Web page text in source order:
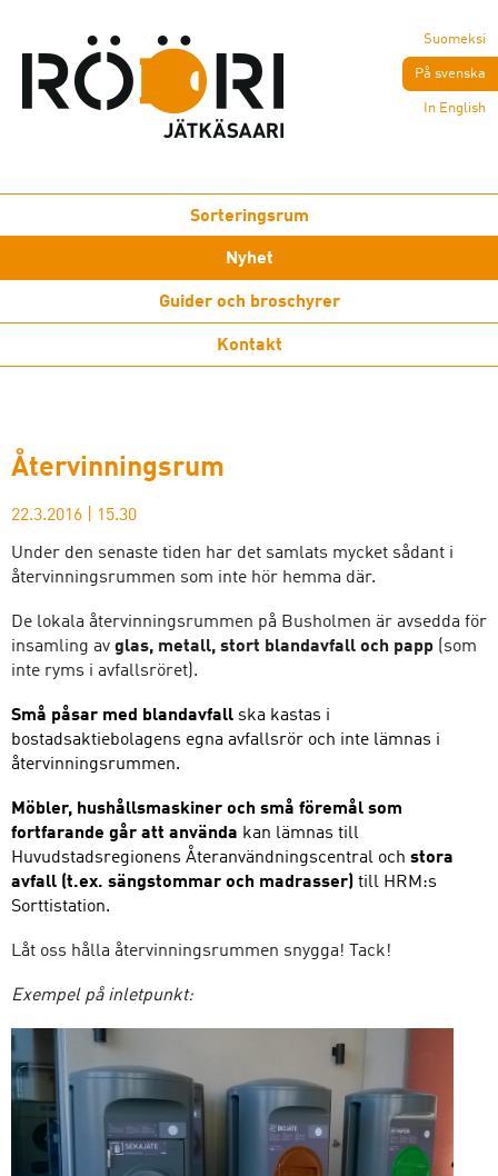
Suomeksi
På svenska
In English
Sorteringsrum
Nyhet
Guider och broschyrer
Kontakt
Återvinningsrum
22.3.2016 15.30
Under den senaste tiden har det samlats mycket sådant i
återvinningsrummen som inte hör hemma där.
De lokala återvinningsrummen på Busholmen är avsedda för
insamling av glas, metall, stort blandavfall och papp
(som
inte ryms i avfallsröret).
Små påsar med blandavfall ska kastas i
bostadsaktiebolagens egna avfallsrör och inte lämnas i
återvinningsrummen.
Möbler, hushållsmaskiner och små föremål som
fortfarande går att använda kan lämnas till
Huvudstadsregionens Återanvändningscentral och stora
avfall (t.ex. sängstommar och madrasser) till HRM:s
Sorttistation.
Låt oss hålla återvinningsrummen snygga! Tack!
Exempel på inletpunkt: